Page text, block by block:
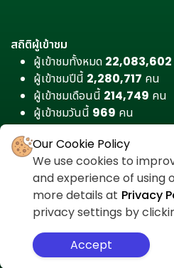
สถิติผู้เข้าชม
ผู้เข้าชมทั้งหมด 22,083,602
ผู้เข้าชมปีนี้ 2,280,717 คน
ผู้เข้าชมเดือนนี้ 214,749 คน
ผู้เข้าชมวันนี้ 969 คน
สำหรับเจ้าหน้าที่ ศูนย์ต่อต้านคอร์รัปชัน นโยบายคว
Our Cookie Policy
We use cookies to
and experience of using
more details at Privacy
privacy settings by
Accept